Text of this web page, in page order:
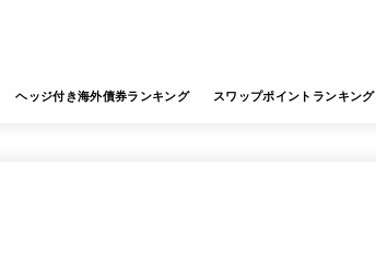
ヘッジ付き海外債券ランキング スワップポイントランキング